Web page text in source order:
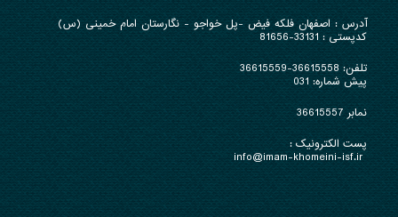
آدرس : اصفهان فلکه فیض -پل خواجو - نگارستان امام خمینی (س)
کدپستی : 33131-81656
تلفن: 36615558-36615559
پیش شماره: 031
نمابر 36615557
پست الکترونیک :